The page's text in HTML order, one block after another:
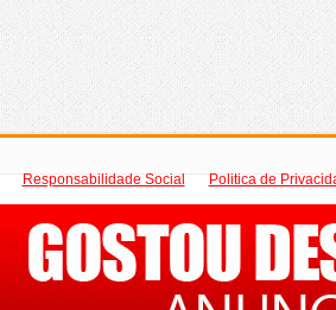
Responsabilidade Social Politica de